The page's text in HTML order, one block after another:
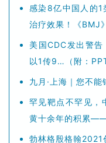
罕见靶点不罕见，
黄十余年的积累——
勃林格殷格翰2021
恒瑞VS百济：两种
又撤回一个？！
中国好BD｜和黄医
免疫肿瘤学：十年